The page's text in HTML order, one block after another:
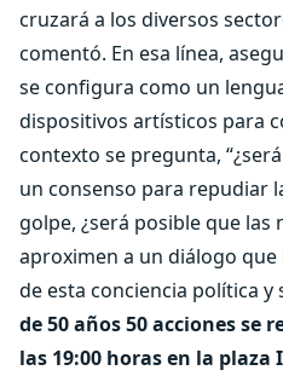
cruzará a los diversos
comentó. En esa línea,
se configura como un
dispositivos artísticos para
contexto se pregunta,
un consenso para repudiar
golpe, ¿será posible que las
aproximen a un diálogo
de esta conciencia política y
de 50 años 50 acciones se
las 19:00 horas en la plaza